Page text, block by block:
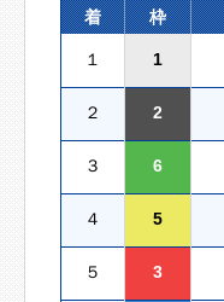
着 枠
１ 1
２ 2
３ 6
４ 5
５ 3